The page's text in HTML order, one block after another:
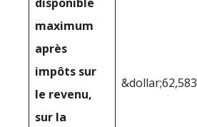
maximum
après
impôts sur
le revenu,
sur la
&dollar;62,583